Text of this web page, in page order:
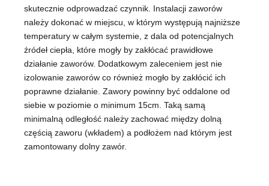
skutecznie odprowadzać czynnik. Instalacji zaworów
należy dokonać w miejscu, w którym występują najniższe
temperatury w całym systemie, z dala od potencjalnych
źródeł ciepła, które mogły by zakłócać prawidłowe
działanie zaworów. Dodatkowym zaleceniem jest nie
izolowanie zaworów co również mogło by zakłócić ich
poprawne działanie. Zawory powinny być oddalone od
siebie w poziomie o minimum 15cm. Taką samą
minimalną odległość należy zachować między dolną
częścią zaworu (wkładem) a podłożem nad którym jest
zamontowany dolny zawór.